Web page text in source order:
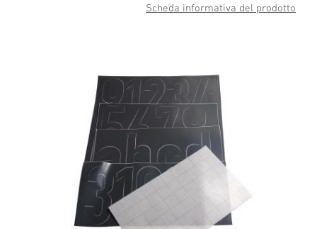
Scheda informativa del prodotto